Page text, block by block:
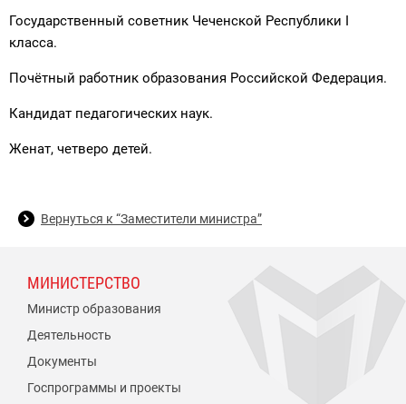
Государственный советник Чеченской Республики I
класса.
Почётный работник образования Российской Федерация.
Кандидат педагогических наук.
Женат, четверо детей.
Вернуться к “Заместители министра”
МИНИСТЕРСТВО
Министр образования
Деятельность
Документы
Госпрограммы и проекты